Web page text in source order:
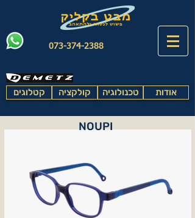
073-374-2388
קטלוגים קולקציה טכנולוגיה אודות
NOUPI